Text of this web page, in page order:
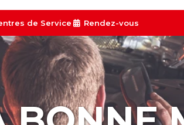
de Service Rendez-vous